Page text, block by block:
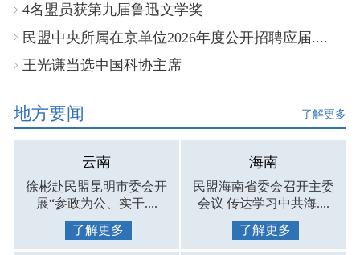
4名盟员获第九届鲁迅文学奖
民盟中央所属在京单位2026年度公开招聘应届....
王光谦当选中国科协主席
地方要闻 了解更多
云南
徐彬赴民盟昆明市委会开
展“参政为公、实干....
了解更多
海南
民盟海南省委会召开主委
会议 传达学习中共海....
了解更多